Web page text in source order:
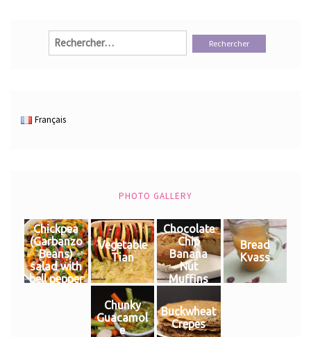
Rechercher :
Français
PHOTO GALLERY
Chickpea
(Garbanzo
Beans)
salad with
bell pepper
Vegetable
Tian
Chocolate
Chip
Banana
Nut
Muffins
Bread
Kvass
Chunky
Guacamol
e
Buckwheat
Crepes